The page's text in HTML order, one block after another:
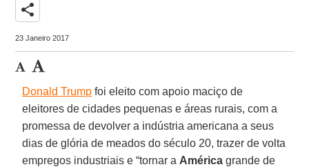
share
23 Janeiro 2017
Donald Trump foi eleito com apoio maciço de
eleitores de cidades pequenas e áreas rurais, com a
promessa de devolver a indústria americana a seus
dias de glória de meados do século 20, trazer de volta
empregos industriais e “tornar a América grande de